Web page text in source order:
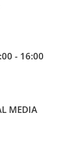
- 16:00
MEDIA